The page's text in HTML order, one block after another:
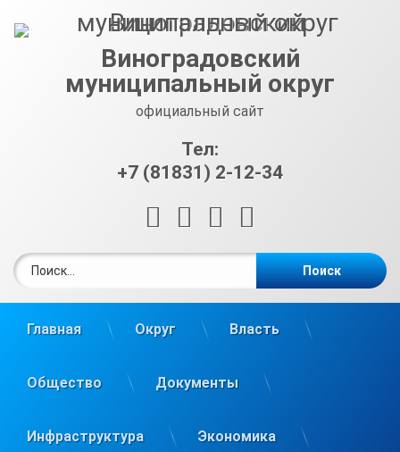
Виноградовский
муниципальный округ
официальный сайт
Тел:
+7 (81831) 2-12-34
RSS E-mailВКонтакте
Главная Округ Власть
Общество Документы
Инфраструктура Экономика